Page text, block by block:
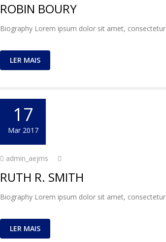
ROBIN BOURY
Biography Lorem ipsum dolor sit amet,
LER MAIS
17
Mar 2017
admin_aejms
RUTH R. SMITH
Biography Lorem ipsum dolor sit amet,
LER MAIS